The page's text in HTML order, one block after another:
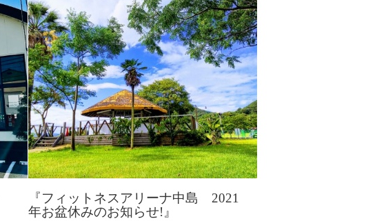
『フィットネスアリーナ中島 2021
年お盆休みのお知らせ!』